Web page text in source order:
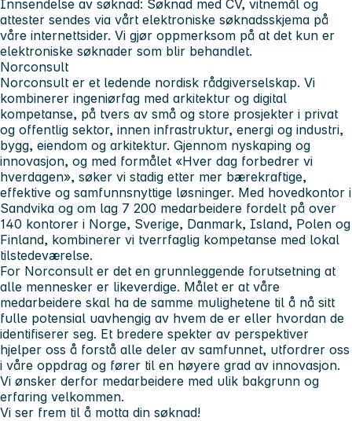
Innsendelse av søknad: Søknad med CV, vitnemål og
attester sendes via vårt elektroniske søknadsskjema på
våre internettsider. Vi gjør oppmerksom på at det kun er
elektroniske søknader som blir behandlet.
Norconsult
Norconsult er et ledende nordisk rådgiverselskap. Vi
kombinerer ingeniørfag med arkitektur og digital
kompetanse, på tvers av små og store prosjekter i privat
og offentlig sektor, innen infrastruktur, energi og industri,
bygg, eiendom og arkitektur. Gjennom nyskaping og
innovasjon, og med formålet «Hver dag forbedrer vi
hverdagen», søker vi stadig etter mer bærekraftige,
effektive og samfunnsnyttige løsninger. Med hovedkontor i
Sandvika og om lag 7 200 medarbeidere fordelt på over
140 kontorer i Norge, Sverige, Danmark, Island, Polen og
Finland, kombinerer vi tverrfaglig kompetanse med lokal
tilstedeværelse.
For Norconsult er det en grunnleggende forutsetning at
alle mennesker er likeverdige. Målet er at våre
medarbeidere skal ha de samme mulighetene til å nå sitt
fulle potensial uavhengig av hvem de er eller hvordan de
identifiserer seg. Et bredere spekter av perspektiver
hjelper oss å forstå alle deler av samfunnet, utfordrer oss
i våre oppdrag og fører til en høyere grad av innovasjon.
Vi ønsker derfor medarbeidere med ulik bakgrunn og
erfaring velkommen.
Vi ser frem til å motta din søknad!